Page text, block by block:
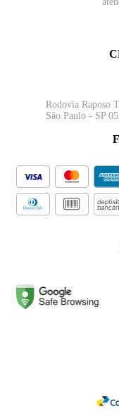
Rodovia Raposo
São Paulo - SP